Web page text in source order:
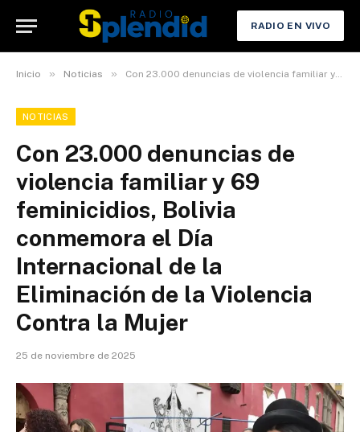
RADIO EN VIVO
Inicio » Noticias » Con 23.000 denuncias de violencia familiar y 69 feminicidios, Bolivia conmemora el Día Internacional de la Eliminación de la Violencia Contra la Mujer
NOTICIAS
Con 23.000 denuncias de
violencia familiar y 69
feminicidios, Bolivia
conmemora el Día
Internacional de la
Eliminación de la Violencia
Contra la Mujer
25 de noviembre de 2025